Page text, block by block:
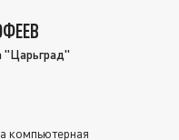
"Царьград"
компьютерная